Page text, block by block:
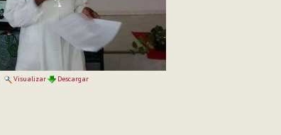
Visualizar Descargar